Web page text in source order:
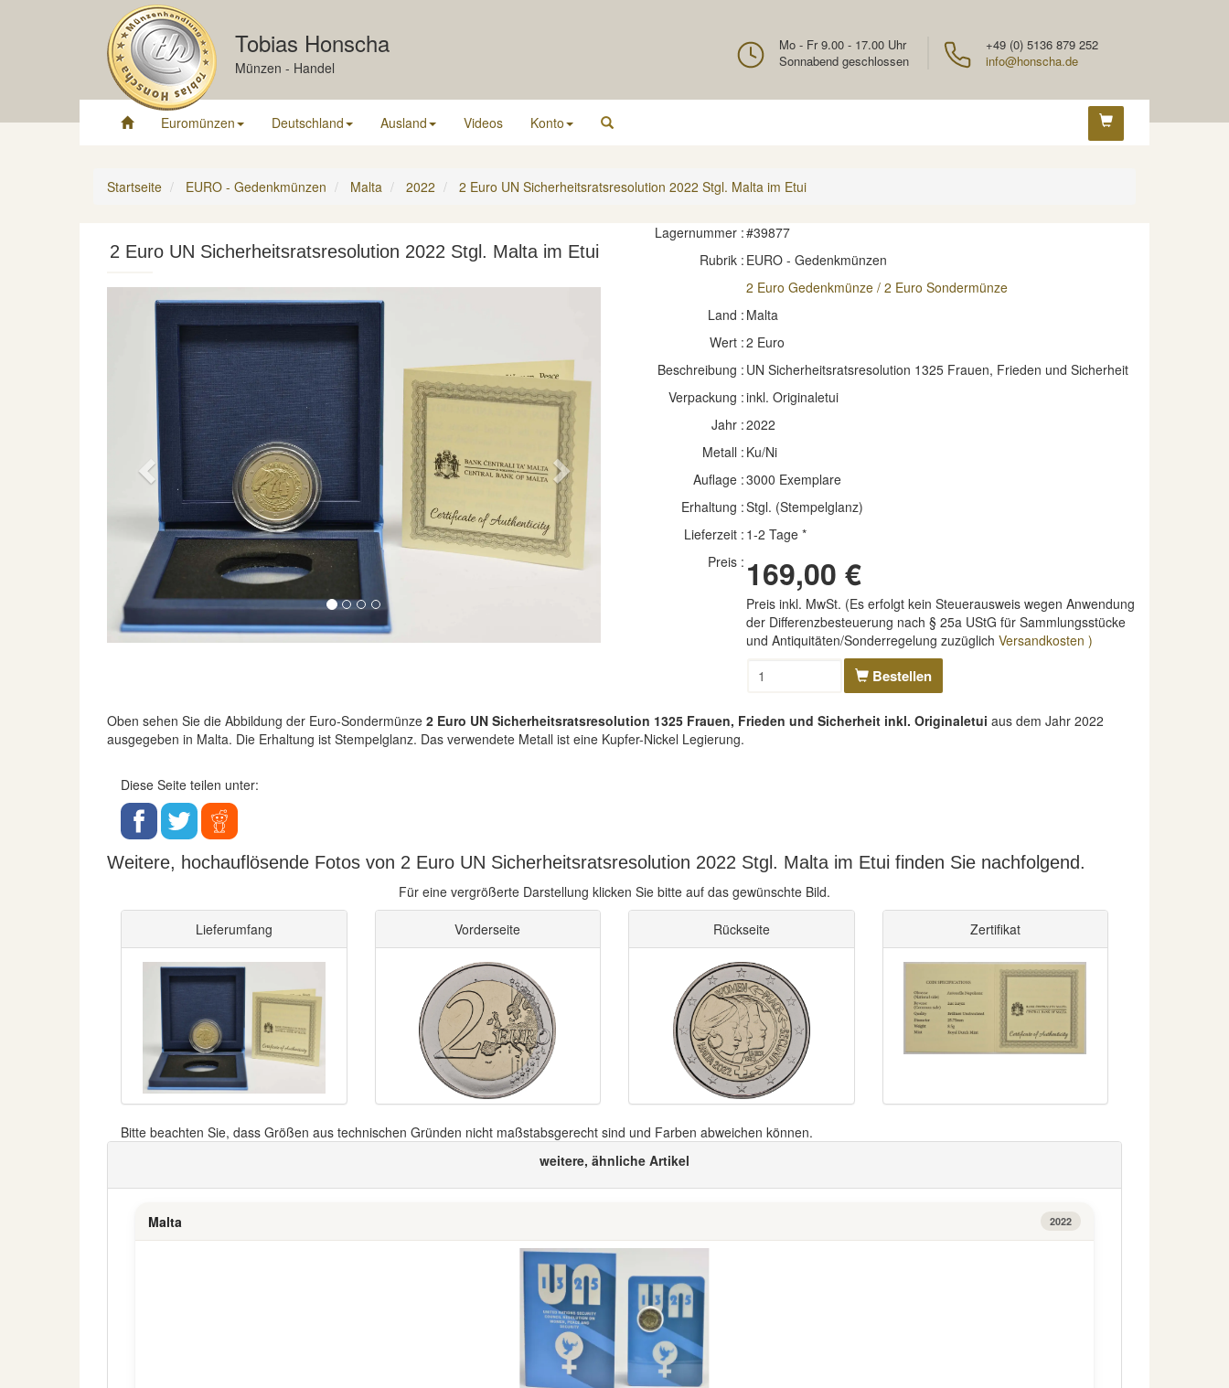
Tobias Honscha
Münzen - Handel
+49 (0) 5136 879 252
info@honscha.de
Mo - Fr 9.00 - 17.00 Uhr
Sonnabend geschlossen
Euromünzen Deutschland Ausland Videos Konto
Startseite EURO - Gedenkmünzen Malta 2022 2 Euro UN Sicherheitsratsresolution 2022 Stgl. Malta im Etui
2 Euro UN Sicherheitsratsresolution 2022 Stgl. Malta im Etui
Previous Next
Lagernummer :#39877
Rubrik : EURO - Gedenkmünzen
2 Euro Gedenkmünze / 2 Euro Sondermünze
Land : Malta
Wert :2 Euro
Beschreibung : UN Sicherheitsratsresolution 1325 Frauen, Frieden und Sicherheit
Verpackung :inkl. Originaletui
Jahr :2022
Metall : Ku/Ni
Auflage :3000 Exemplare
Erhaltung :Stgl. (Stempelglanz)
Lieferzeit : 1-2 Tage *
Preis : 169,00 €
Preis inkl. MwSt. (Es erfolgt kein Steuerausweis wegen Anwendung
der Differenzbesteuerung nach § 25a UStG für Sammlungsstücke
und Antiquitäten/Sonderregelung zuzüglich Versandkosten )
Bestellen
Oben sehen Sie die Abbildung der Euro-Sondermünze 2 Euro UN Sicherheitsratsresolution 1325 Frauen, Frieden und Sicherheit inkl. Originaletui aus dem Jahr 2022
ausgegeben in Malta. Die Erhaltung ist Stempelglanz. Das verwendete Metall ist eine Kupfer-Nickel Legierung.
Diese Seite teilen unter:
Weitere, hochauflösende Fotos von 2 Euro UN Sicherheitsratsresolution 2022 Stgl. Malta im Etui finden Sie nachfolgend.
Für eine vergrößerte Darstellung klicken Sie bitte auf das gewünschte Bild.
Lieferumfang Vorderseite Rückseite Zertifikat
Bitte beachten Sie, dass Größen aus technischen Gründen nicht maßstabsgerecht sind und Farben abweichen können.
weitere, ähnliche Artikel
Malta 2022